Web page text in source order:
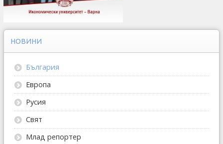
НОВИНИ
България
Европа
Русия
Свят
Млад репортер